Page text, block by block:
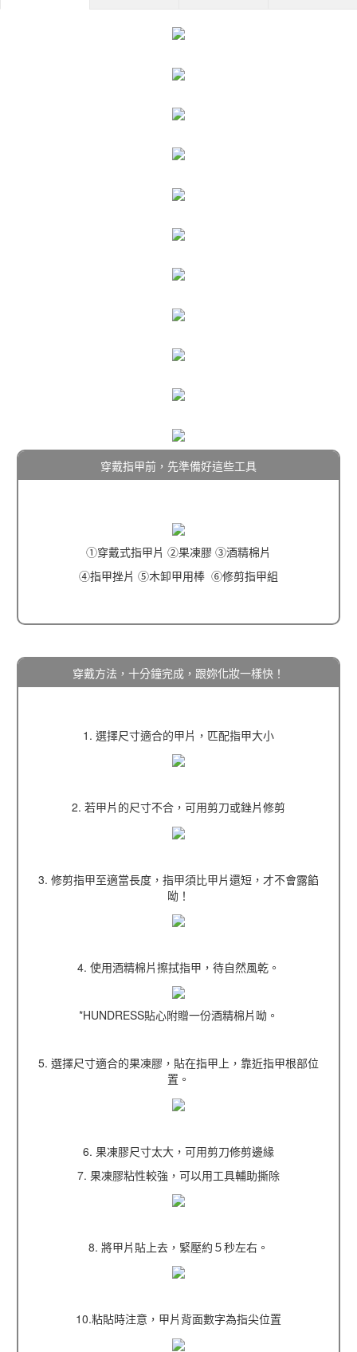
穿戴指甲前，先準備好這些工具
①穿戴式指甲片 ②果凍膠 ③酒精棉片
④指甲挫片 ⑤木卸甲用棒 ⑥修剪指甲組
穿戴方法，十分鐘完成，跟妳化妝一樣快！
1. 選擇尺寸適合的甲片，匹配指甲大小
2. 若甲片的尺寸不合，可用剪刀或銼片修剪
3. 修剪指甲至適當長度，指甲須比甲片還短，才不會露餡
呦！
4. 使用酒精棉片擦拭指甲，待自然風乾。
*HUNDRESS貼心附贈一份酒精棉片呦。
5. 選擇尺寸適合的果凍膠，貼在指甲上，靠近指甲根部位
置。
6. 果凍膠尺寸太大，可用剪刀修剪邊緣
7. 果凍膠粘性較強，可以用工具輔助撕除
8. 將甲片貼上去，緊壓約５秒左右。
10.粘貼時注意，甲片背面數字為指尖位置